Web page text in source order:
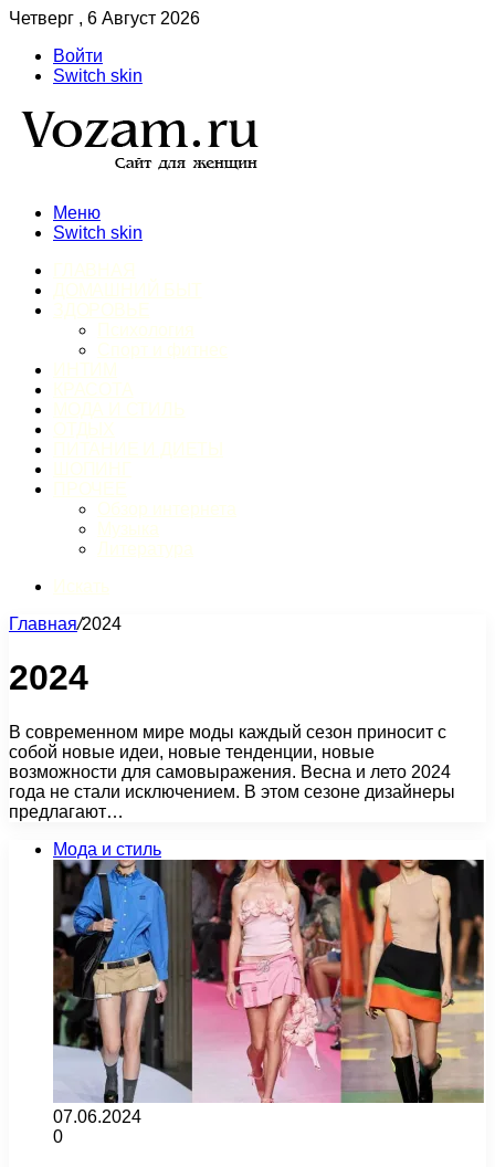
Четверг , 6 Август 2026
Войти
Switch skin
Меню
Switch skin
Главная/2024
2024
В современном мире моды каждый сезон приносит с
собой новые идеи, новые тенденции, новые
возможности для самовыражения. Весна и лето 2024
года не стали исключением. В этом сезоне дизайнеры
предлагают…
Мода и стиль
07.06.2024
0